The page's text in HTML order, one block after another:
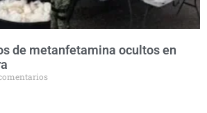
de metanfetamina ocultos en